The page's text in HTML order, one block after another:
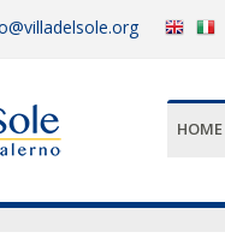
HOME